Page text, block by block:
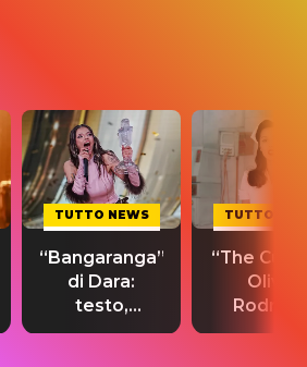
TUTTO NEWS
“Bangaranga”
di Dara:
testo,
traduzione e
TUTTO
“The
Olivia
testo,